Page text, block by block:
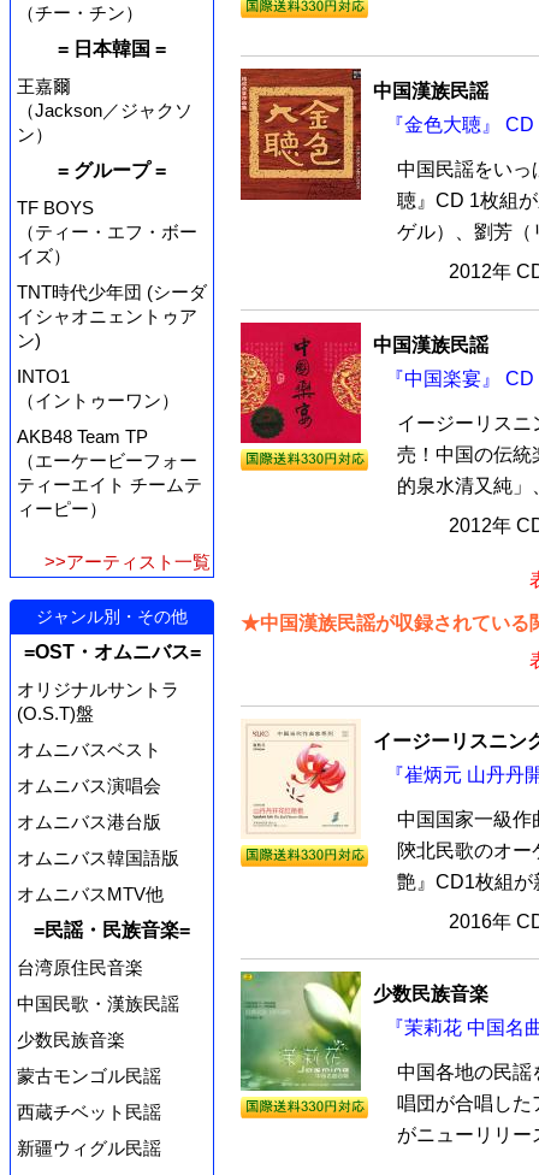
（チー・チン）
= 日本韓国 =
王嘉爾
（Jackson／ジャクソ
ン）
= グループ =
TF BOYS
（ティー・エフ・ボー
イズ）
TNT時代少年団 (シーダ
イシャオニェントゥア
ン)
INTO1
（イントゥーワン）
AKB48 Team TP
（エーケービーフォー
ティーエイト チームテ
ィーピー）
>>アーティスト一覧
ジャンル別・その他
=OST・オムニバス=
オリジナルサントラ
(O.S.T)盤
オムニバスベスト
オムニバス演唱会
オムニバス港台版
オムニバス韓国語版
オムニバスMTV他
=民謡・民族音楽=
台湾原住民音楽
中国民歌・漢族民謡
少数民族音楽
蒙古モンゴル民謡
西蔵チベット民謡
新疆ウィグル民謡
中国漢族民謡
『金色大聴』
中国民謡をいっ
聴』CD 1枚組
ゲル）、劉芳（
2012年
中国漢族民謡
『中国楽宴』
イージーリスニ
売！中国の伝統
的泉水清又純」
2012年
★中国漢族民謡が収録されている
イージーリスニン
『崔炳元 山丹丹
中国国家一級作
陝北民歌のオ
艶』CD1枚組が
2016年
少数民族音楽
『茉莉花 中国名
中国各地の民謡
唱団が合唱した
がニューリリー